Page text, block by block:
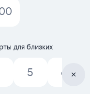
для близких
5 6